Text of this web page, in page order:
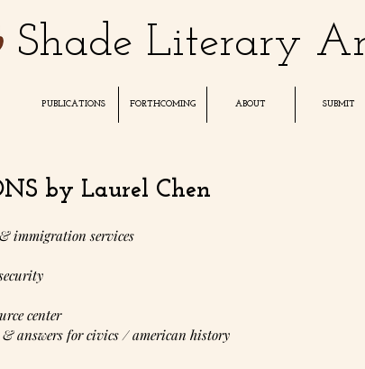
Shade Literary
PUBLICATIONS FORTHCOMING ABOUT SUBMIT
by Laurel Chen
immigration services
center
& answers for civics / american history